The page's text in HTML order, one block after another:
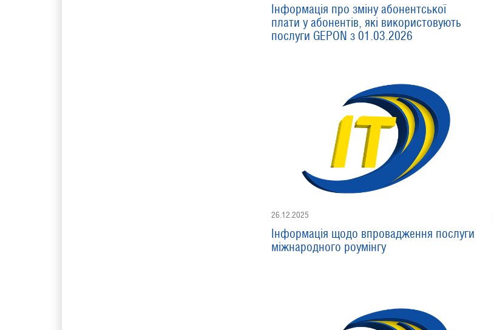
Інформація про зміну абонентської
плати у абонентів, які використовують
послуги GEPON з 01.03.2026
26.12.2025
Інформація щодо впровадження послуги
міжнародного роумінгу